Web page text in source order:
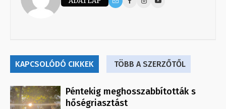
KAPCSOLÓDÓ CIKKEK TÖBB A SZERZŐTŐL
Péntekig meghosszabbították s
hőségriasztást